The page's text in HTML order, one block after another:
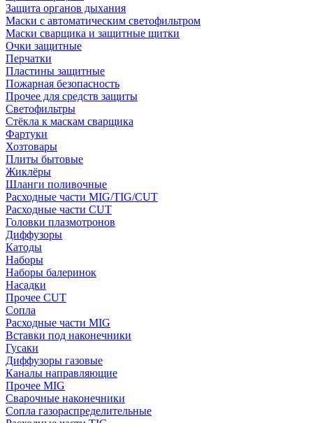
Защита органов дыхания
Маски с автоматическим светофильтром
Маски сварщика и защитные щитки
Очки защитные
Перчатки
Пластины защитные
Пожарная безопасность
Прочее для средств защиты
Светофильтры
Стёкла к маскам сварщика
Фартуки
Хозтовары
Плиты бытовые
Жиклёры
Шланги поливочные
Расходные части MIG/TIG/CUT
Расходные части CUT
Головки плазмотронов
Диффузоры
Катоды
Наборы
Наборы балеринок
Насадки
Прочее CUT
Сопла
Расходные части MIG
Вставки под наконечники
Гусаки
Диффузоры газовые
Каналы направляющие
Прочее MIG
Сварочные наконечники
Сопла газораспределительные